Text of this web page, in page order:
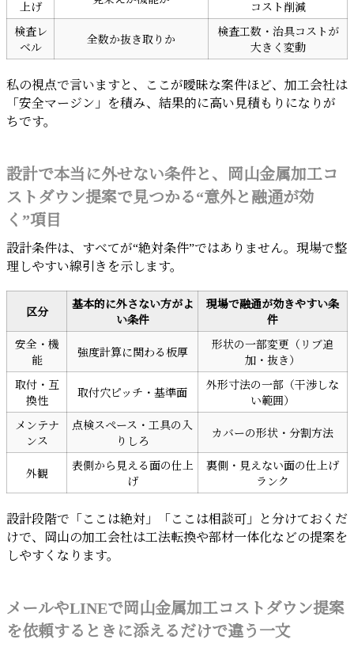
上げ
コスト削減
検査レ
ベル
全数か抜き取りか
検査工数・治具コストが
大きく変動
私の視点で言いますと、ここが曖昧な案件ほど、加工会社は
「安全マージン」を積み、結果的に高い見積もりになりが
ちです。
設計で本当に外せない条件と、岡山金属加工コ
ストダウン提案で見つかる“意外と融通が効
く”項目
設計条件は、すべてが“絶対条件”ではありません。現場で整
理しやすい線引きを示します。
区分
基本的に外さない方がよ
い条件
現場で融通が効きやすい条
件
安全・機
能
強度計算に関わる板厚
形状の一部変更（リブ追
加・抜き）
取付・互
換性
取付穴ピッチ・基準面
外形寸法の一部（干渉しな
い範囲）
メンテナ
ンス
点検スペース・工具の入
りしろ
カバーの形状・分割方法
外観
表側から見える面の仕上
げ
裏側・見えない面の仕上げ
ランク
設計段階で「ここは絶対」「ここは相談可」と分けておくだ
けで、岡山の加工会社は工法転換や部材一体化などの提案を
しやすくなります。
メールやLINEで岡山金属加工コストダウン提案
を依頼するときに添えるだけで違う一文